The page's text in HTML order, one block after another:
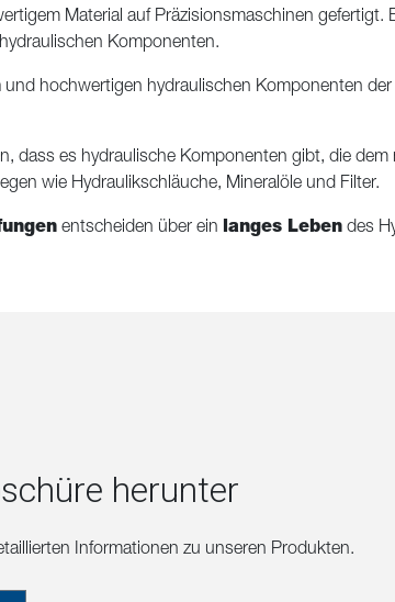
Material auf Präzisionsmaschinen
Komponenten.
und hochwertigen hydraulischen Komponenten der
dass es hydraulische Komponenten gibt, die
wie Hydraulikschläuche, Mineralöle und Filter.
entscheiden über ein langes Leben des
herunter
Informationen zu unseren Produkten.